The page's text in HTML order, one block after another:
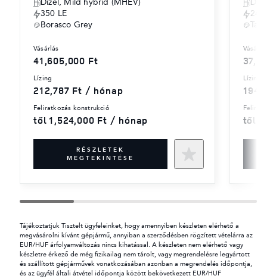
Dízel, Mild hybrid (MHEV)
350 LE
Borasco Grey
vásárlás
41,605,000 Ft
lízing
212,787 Ft / hónap
feliratkozás konstrukció
től 1,524,000 Ft / hónap
RÉSZLETEK
MEGTEKINTÉSE
249
lízing
től
Tájékoztatjuk Tisztelt ügyfeleinket, hogy amennyiben készleten elérhető a
megvásárolni kívánt gépjármű, annyiban a szerződésben rögzített vételárra az
EUR/HUF árfolyamváltozás nincs kihatással. A készleten nem elérhető vagy
készletre érkező de még fizikailag nem tárolt, vagy megrendelésre legyártott
és szállított gépjárművek vonatkozásában azonban a megrendelés időpontja,
és az ügyfél általi átvétel időpontja között bekövetkezett EUR/HUF